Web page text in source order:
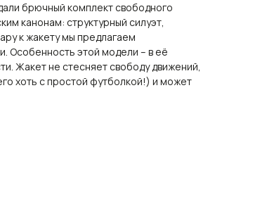
брючный комплект свободного
канонам: структурный силуэт,
к жакету мы предлагаем
Особенность этой модели – в её
Жакет не стесняет свободу движений,
хоть с простой футболкой!) и может